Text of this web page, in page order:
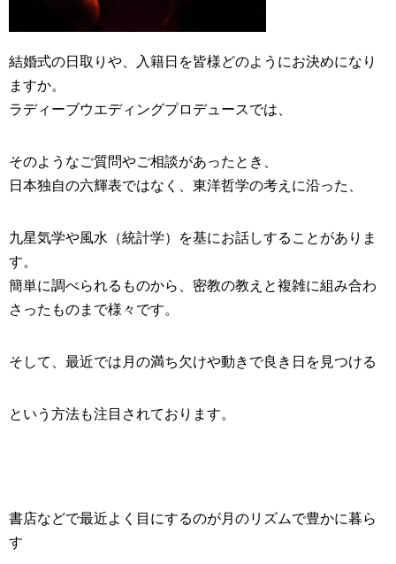
結婚式の日取りや、入籍日を皆様どのようにお決めになり
ますか。
ラディーブウエディングプロデュースでは、
そのようなご質問やご相談があったとき、
日本独自の六輝表ではなく、東洋哲学の考えに沿った、
九星気学や風水（統計学）を基にお話しすることがありま
す。
簡単に調べられるものから、密教の教えと複雑に組み合わ
さったものまで様々です。
そして、最近では月の満ち欠けや動きで良き日を見つける
という方法も注目されております。
書店などで最近よく目にするのが月のリズムで豊かに暮ら
す